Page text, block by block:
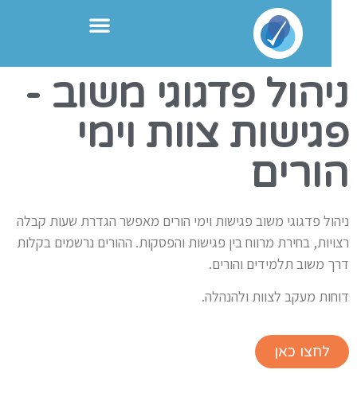
פדגוגי משוב -
צוות וימי
פדגוגי משוב פגישות וימי הורים מאפשר הגדרת שעות קבלה
בחירת מרווח בין פגישות והפסקות. ההורים נרשמים בקלות
משוב תלמידים והורים.
מעקב לצוות ולהנהלה.
לחצו כאן